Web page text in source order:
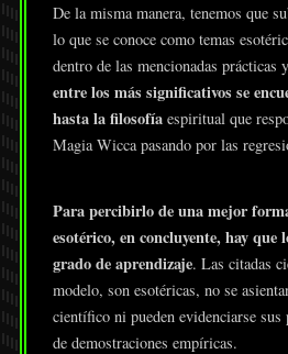
De la misma manera, tenemos que
lo que se conoce como temas
dentro de las mencionadas prácticas
entre los más significativos se
hasta la filosofíaespiritual que
Magia Wicca pasando por las
Para percibirlo de una mejor
esotérico, en concluyente, hay
grado de aprendizaje. Las citadas
modelo, son esotéricas, no se
científico ni pueden evidenciarse sus
de demostraciones empíricas.